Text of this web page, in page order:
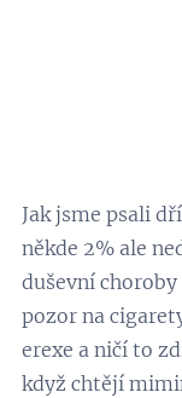
Jak jsme psali
někde 2% ale
duševní
pozor na
erexe a ničí to
když chtějí